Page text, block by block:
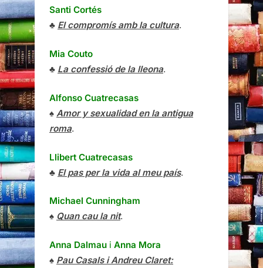
Santi Cortés
♣ El compromís amb la cultura.
Mia Couto
♣ La confessió de la lleona.
Alfonso Cuatrecasas
♠ Amor y sexualidad en la antigua
roma.
Llibert Cuatrecasas
♣ El pas per la vida al meu país.
Michael Cunningham
♠ Quan cau la nit.
Anna Dalmau i Anna Mora
♠ Pau Casals i Andreu Claret: